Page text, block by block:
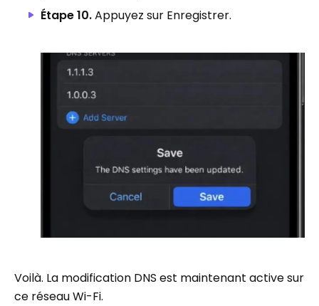
Étape 10.Appuyez sur Enregistrer.
Voilà. La modification DNS est maintenant active sur
ce réseau Wi-Fi.